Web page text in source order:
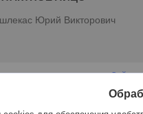
Юрий Викторович
Сайт
ИП